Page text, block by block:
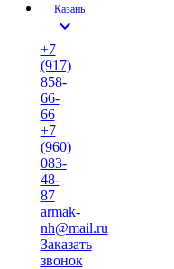
Казань
expand_more
+7
(917)
858-
66-
66
+7
(960)
083-
48-
87
armak-
nh@mail.ru
Заказать
звонок